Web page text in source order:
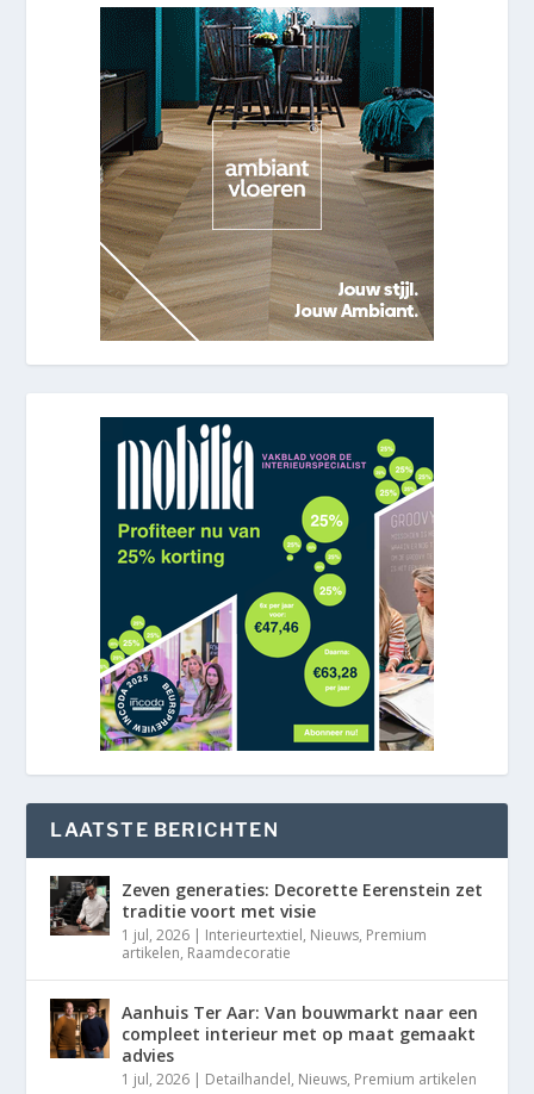
LAATSTE BERICHTEN
Zeven generaties: Decorette Eerenstein zet
traditie voort met visie
1 jul, 2026 | Interieurtextiel, Nieuws, Premium
artikelen, Raamdecoratie
Aanhuis Ter Aar: Van bouwmarkt naar een
compleet interieur met op maat gemaakt
advies
1 jul, 2026 | Detailhandel, Nieuws, Premium artikelen